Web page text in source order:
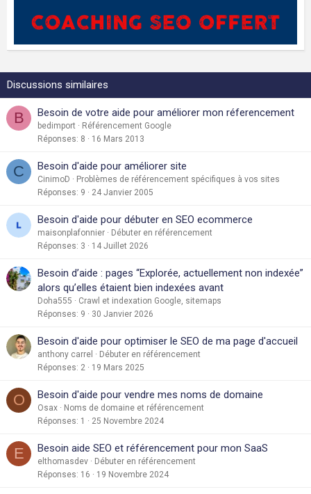
Discussions similaires
B Besoin de votre aide pour améliorer mon réferencement
bedimport
Référencement Google
Réponses 8 16 Mars 2013
C Besoin d'aide pour améliorer site
CinimoD
Problèmes de référencement spécifiques à vos sites
Réponses 9 24 Janvier 2005
Besoin d'aide pour débuter en SEO ecommerce
maisonplafonnier
Débuter en référencement
Réponses 3 14 Juillet 2026
Besoin d’aide : pages “Explorée, actuellement non indexée”
alors qu’elles étaient bien indexées avant
Doha555
Crawl et indexation Google, sitemaps
Réponses 9 30 Janvier 2026
Besoin d'aide pour optimiser le SEO de ma page d'accueil
anthony carrel
Débuter en référencement
Réponses 2 19 Mars 2025
O Besoin d'aide pour vendre mes noms de domaine
Osax
Noms de domaine et référencement
Réponses 1 25 Novembre 2024
E Besoin aide SEO et référencement pour mon SaaS
elthomasdev
Débuter en référencement
Réponses 16 19 Novembre 2024